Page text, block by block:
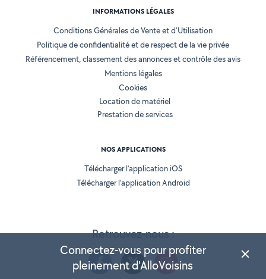
Retrouvez-nous :
INFORMATIONS LÉGALES
Conditions Générales de Vente et d'Utilisation
Politique de confidentialité et de respect de la vie privée
Référencement, classement des annonces et contrôle des avis
Mentions légales
Cookies
Location de matériel
Prestation de services
NOS APPLICATIONS
Télécharger l’application iOS
Télécharger l’application Android
Connectez-vous pour profiter
pleinement d'AlloVoisins